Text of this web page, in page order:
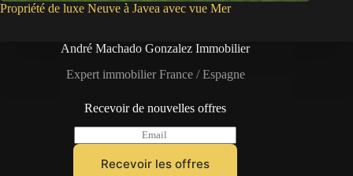
Propriété de luxe Neuve à Javea avec vue Mer
André Machado Gonzalez Immobilier
Expert immobilier France / Espagne
Recevoir de nouvelles offres
m
Recevoir les offres